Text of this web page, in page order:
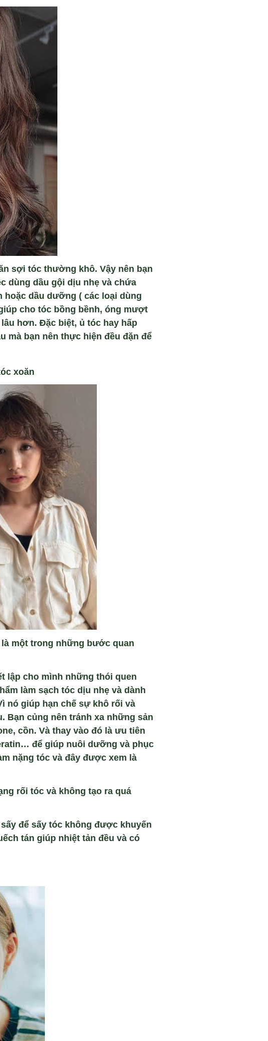
sợi tóc thường khô. Vậy nên bạn
dùng dầu gội dịu nhẹ và chứa
dầu dưỡng ( các loại dùng
cho tóc bồng bềnh, óng mượt
hơn. Đặc biệt, ủ tóc hay hấp
mà bạn nên thực hiện đều đặn để
xoăn
một trong những bước quan
lập cho mình những thói quen
làm sạch tóc dịu nhẹ và dành
nó giúp hạn chế sự khô rối và
Bạn củng nên tránh xa những sản
cồn. Và thay vào đó là ưu tiên
để giúp nuôi dưỡng và phục
nặng tóc và đây được xem là
rối tóc và không tạo ra quá
để sấy tóc không được khuyến
tán giúp nhiệt tản đều và có